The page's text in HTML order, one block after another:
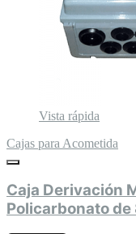
Vista rápida
Cajas para Acometida
Caja Derivación
Policarbonato de